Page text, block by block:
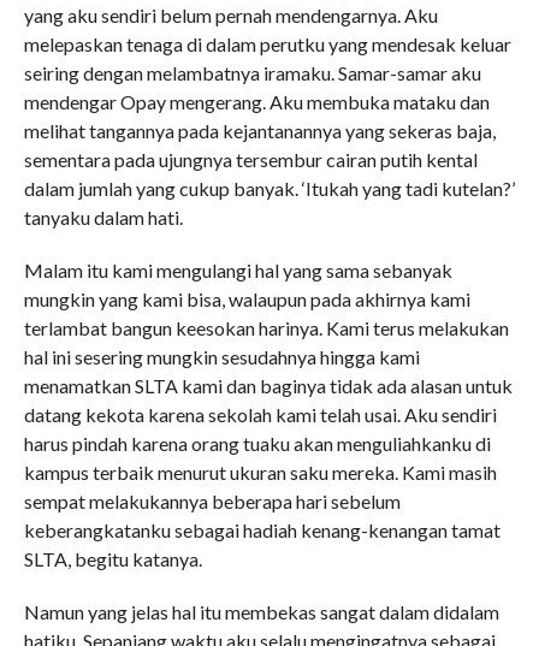
yang aku sendiri belum pernah mendengarnya. Aku
melepaskan tenaga di dalam perutku yang mendesak keluar
seiring dengan melambatnya iramaku. Samar-samar aku
mendengar Opay mengerang. Aku membuka mataku dan
melihat tangannya pada kejantanannya yang sekeras baja,
sementara pada ujungnya tersembur cairan putih kental
dalam jumlah yang cukup banyak. ‘Itukah yang tadi kutelan?’
tanyaku dalam hati.
Malam itu kami mengulangi hal yang sama sebanyak
mungkin yang kami bisa, walaupun pada akhirnya kami
terlambat bangun keesokan harinya. Kami terus melakukan
hal ini sesering mungkin sesudahnya hingga kami
menamatkan SLTA kami dan baginya tidak ada alasan untuk
datang kekota karena sekolah kami telah usai. Aku sendiri
harus pindah karena orang tuaku akan menguliahkanku di
kampus terbaik menurut ukuran saku mereka. Kami masih
sempat melakukannya beberapa hari sebelum
keberangkatanku sebagai hadiah kenang-kenangan tamat
SLTA, begitu katanya.
Namun yang jelas hal itu membekas sangat dalam didalam
hatiku. Sepanjang waktu aku selalu mengingatnya sebagai